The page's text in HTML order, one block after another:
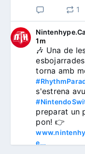
1
1m
🎶 Una de
preparat un
e...